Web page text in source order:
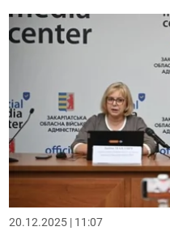
20.12.2025 | 11:07